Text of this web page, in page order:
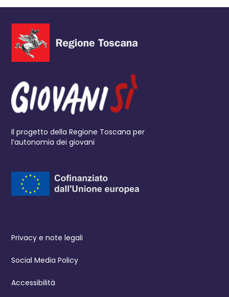
Il progetto della Regione Toscana per
l’autonomia dei giovani
Privacy e note legali
Social Media Policy
Accessibilità